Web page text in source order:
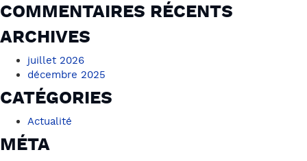
COMMENTAIRES RÉCENTS
ARCHIVES
juillet 2026
décembre 2025
CATÉGORIES
Actualité
MÉTA